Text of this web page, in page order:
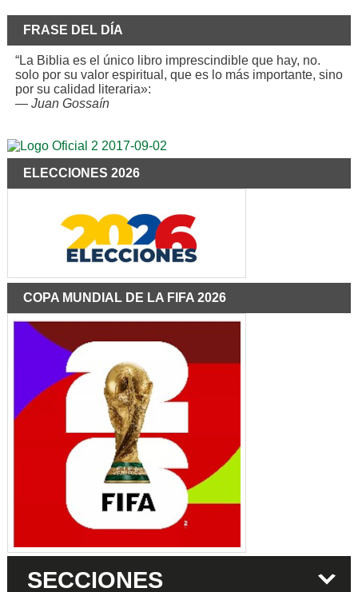
FRASE DEL DÍA
“La Biblia es el único libro imprescindible que hay, no.
solo por su valor espiritual, que es lo más importante, sino
por su calidad literaria»:
— Juan Gossaín
ELECCIONES 2026
COPA MUNDIAL DE LA FIFA 2026
SECCIONES